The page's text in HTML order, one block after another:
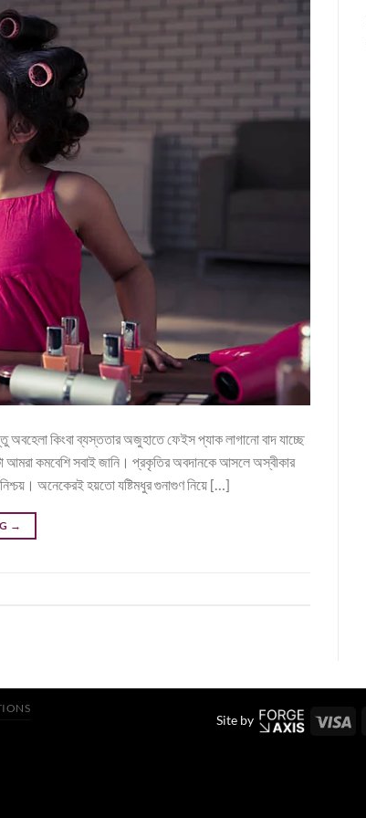
কিংবা ব্যস্ততার অজুহাতে ফেইস প্যাক লাগানো বাদ যাচ্ছে
আমরা কমবেশি সবাই জানি। প্রকৃতির অবদানকে আসলে অস্বীকার
নিশ্চয়। অনেকেরই হয়তো যষ্টিমধুর গুনাগুণ নিয়ে […]
→
Site by